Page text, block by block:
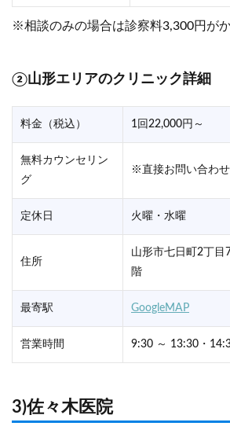
※相談のみの場合は診察料3,300円がか
②山形エリアのクリニック詳細
料金（税込） 1回22,000円～
無料カウンセリン
グ
※直接お問い合わ
定休日 火曜・水曜
住所
山形市七日町2丁目
階
最寄駅 GoogleMAP
営業時間 9:30 ～ 13:30・
3)佐々木医院